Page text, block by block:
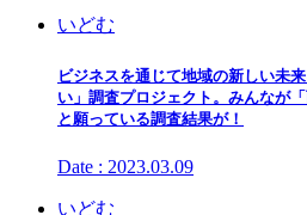
いどむ
ビジネスを通じて地域の新しい未
い」調査プロジェクト。みんなが
と願っている調査結果が！
Date : 2023.03.09
いどむ